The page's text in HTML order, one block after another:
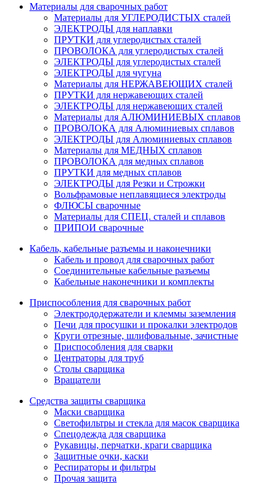
Материалы для сварочных работ
Материалы для УГЛЕРОДИСТЫХ сталей
ЭЛЕКТРОДЫ для наплавки
ПРУТКИ для углеродистых сталей
ПРОВОЛОКА для углеродистых сталей
ЭЛЕКТРОДЫ для углеродистых сталей
ЭЛЕКТРОДЫ для чугуна
Материалы для НЕРЖАВЕЮЩИХ сталей
ПРУТКИ для нержавеющих сталей
ЭЛЕКТРОДЫ для нержавеющих сталей
Материалы для АЛЮМИНИЕВЫХ сплавов
ПРОВОЛОКА для Алюминиевых сплавов
ЭЛЕКТРОДЫ для Алюминиевых сплавов
Материалы для МЕДНЫХ сплавов
ПРОВОЛОКА для медных сплавов
ПРУТКИ для медных сплавов
ЭЛЕКТРОДЫ для Резки и Строжки
Вольфрамовые неплавящиеся электроды
ФЛЮСЫ сварочные
Материалы для СПЕЦ. сталей и сплавов
ПРИПОИ сварочные
Кабель, кабельные разъемы и наконечники
Кабель и провод для сварочных работ
Соединительные кабельные разъемы
Кабельные наконечники и комплекты
Приспособления для сварочных работ
Электрододержатели и клеммы заземления
Печи для просушки и прокалки электродов
Круги отрезные, шлифовальные, зачистные
Приспособления для сварки
Центраторы для труб
Столы сварщика
Вращатели
Средства защиты сварщика
Маски сварщика
Светофильтры и стекла для масок сварщика
Спецодежда для сварщика
Рукавицы, перчатки, краги сварщика
Защитные очки, каски
Респираторы и фильтры
Прочая защита